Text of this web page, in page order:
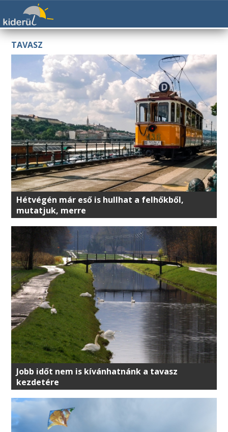
TAVASZ
Hétvégén már eső is hullhat a felhőkből,
mutatjuk, merre
Jobb időt nem is kívánhatnánk a tavasz
kezdetére